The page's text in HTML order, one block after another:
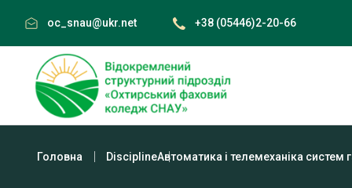
content
oc_snau@ukr.net +38 (05446)2-20-66
Головна DisciplineАвтоматика і телемеханіка систем